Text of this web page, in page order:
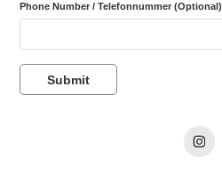
Phone Number / Telefonnummer (Optional)
Submit